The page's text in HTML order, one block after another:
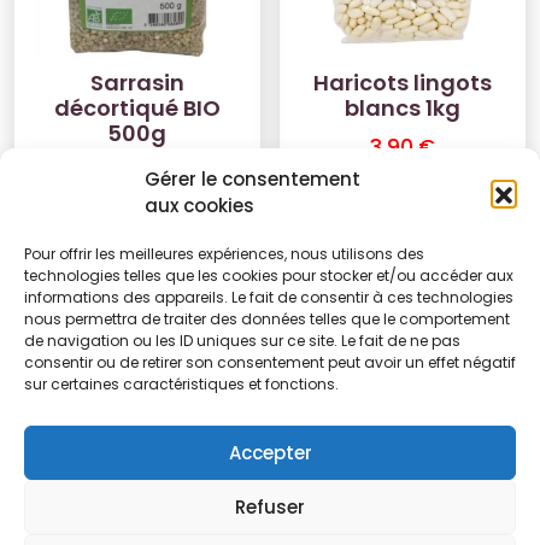
Gérer le consentement
aux cookies
Pour offrir les meilleures expériences, nous utilisons des
technologies telles que les cookies pour stocker et/ou accéder aux
informations des appareils. Le fait de consentir à ces technologies
nous permettra de traiter des données telles que le comportement
de navigation ou les ID uniques sur ce site. Le fait de ne pas
consentir ou de retirer son consentement peut avoir un effet négatif
sur certaines caractéristiques et fonctions.
Accepter
Refuser
Sarrasin
décortiqué BIO
500g
3.35€
Haricots lingots
blancs 1kg
3.90 €
1 2 3 →